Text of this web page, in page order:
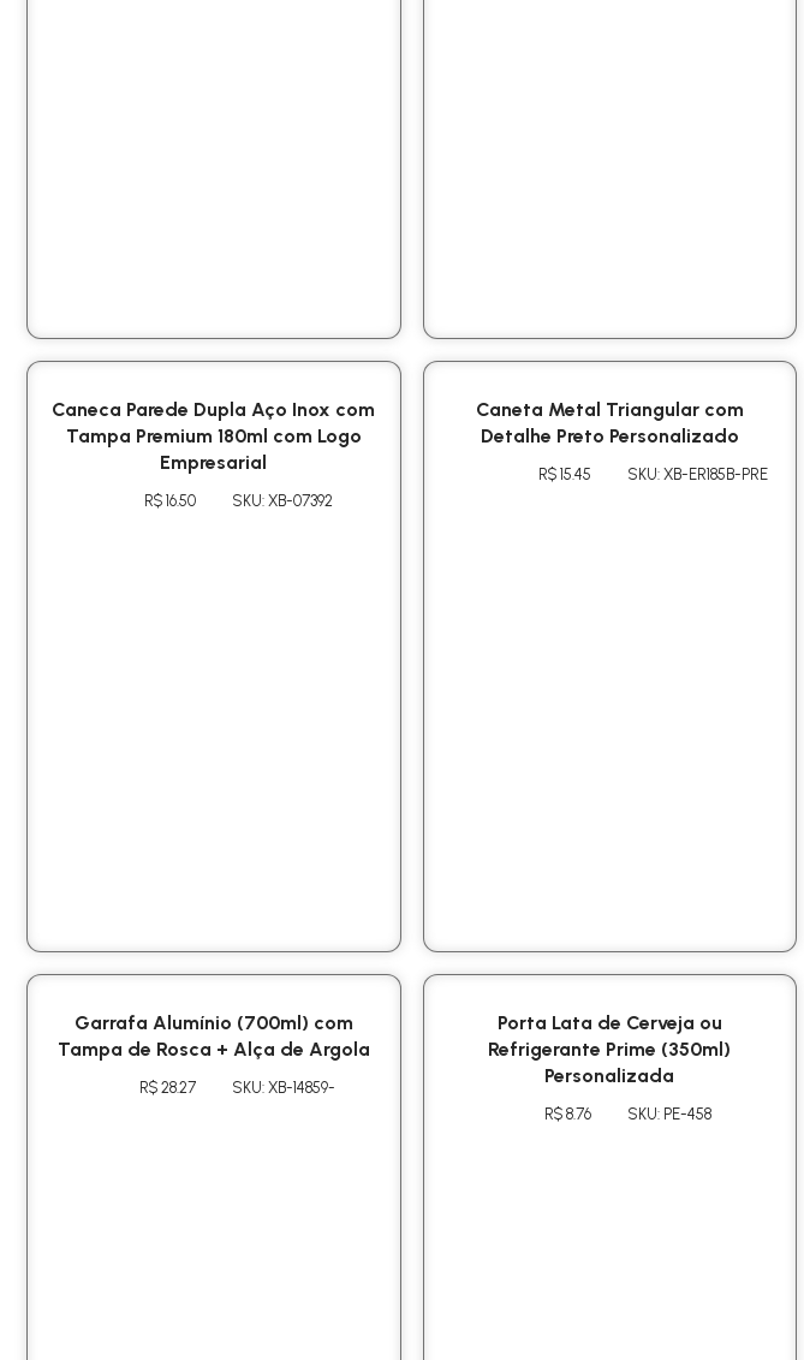
Caneca Parede Dupla Aço Inox com
Tampa Premium 180ml com Logo
Empresarial
R$ 16.50 SKU: XB-07392
Caneta Metal Triangular com
Detalhe Preto Personalizado
R$ 15.45 SKU: XB-ER185B-PRE
Garrafa Alumínio (700ml) com
Tampa de Rosca + Alça de Argola
R$ 28.27 SKU: XB-14859-
Porta Lata de Cerveja ou
Refrigerante Prime (350ml)
Personalizada
R$ 8.76 SKU: PE-458